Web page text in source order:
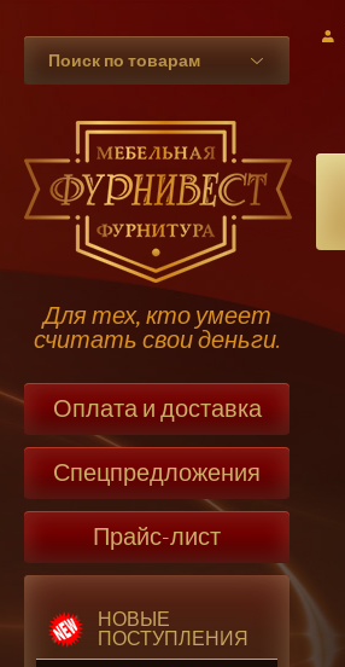
Поиск по товарам
Для тех, кто умеет
считать свои деньги.
Оплата и доставка
Спецпредложения
Прайс-лист
НОВЫЕ
ПОСТУПЛЕНИЯ